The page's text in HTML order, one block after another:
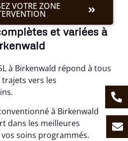
VOTRE ZONE
et variées à
à Birkenwald répond à tous
vers les
à Birkenwald
dans les meilleures
soins programmés.